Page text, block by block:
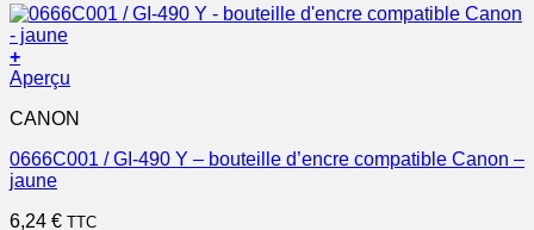
+
Aperçu
CANON
0666C001 / GI-490 Y – bouteille d’encre compatible Canon –
jaune
6,24 € TTC